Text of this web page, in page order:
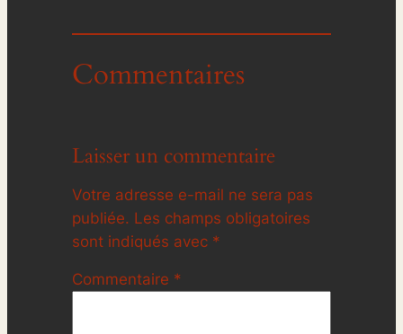
Commentaires
Laisser un commentaire
Votre adresse e-mail ne sera pas
publiée. Les champs obligatoires
sont indiqués avec *
Commentaire *